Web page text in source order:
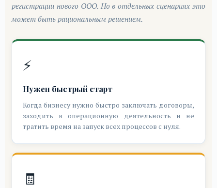
регистрации нового ООО. Но в отдельных сценариях это
может быть рациональным решением.
⚡
Нужен быстрый старт
Когда бизнесу нужно быстро заключать договоры,
заходить в операционную деятельность и не
тратить время на запуск всех процессов с нуля.
🧾